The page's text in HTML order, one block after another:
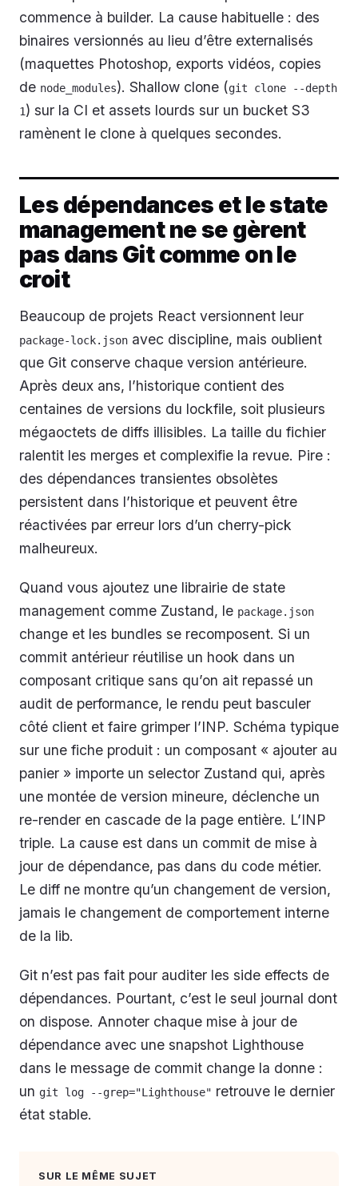
commence à builder. La cause habituelle : des
binaires versionnés au lieu d’être externalisés
(maquettes Photoshop, exports vidéos, copies
de node_modules). Shallow clone (git clone --depth
1) sur la CI et assets lourds sur un bucket S3
ramènent le clone à quelques secondes.
Les dépendances et le state
management ne se gèrent
pas dans Git comme on le
croit
Beaucoup de projets React versionnent leur
package-lock.json avec discipline, mais oublient
que Git conserve chaque version antérieure.
Après deux ans, l’historique contient des
centaines de versions du lockfile, soit plusieurs
mégaoctets de diffs illisibles. La taille du fichier
ralentit les merges et complexifie la revue. Pire :
des dépendances transientes obsolètes
persistent dans l’historique et peuvent être
réactivées par erreur lors d’un cherry-pick
malheureux.
Quand vous ajoutez une librairie de state
management comme Zustand, le package.json
change et les bundles se recomposent. Si un
commit antérieur réutilise un hook dans un
composant critique sans qu’on ait repassé un
audit de performance, le rendu peut basculer
côté client et faire grimper l’INP. Schéma typique
sur une fiche produit : un composant « ajouter au
panier » importe un selector Zustand qui, après
une montée de version mineure, déclenche un
re-render en cascade de la page entière. L’INP
triple. La cause est dans un commit de mise à
jour de dépendance, pas dans du code métier.
Le diff ne montre qu’un changement de version,
jamais le changement de comportement interne
de la lib.
Git n’est pas fait pour auditer les side effects de
dépendances. Pourtant, c’est le seul journal dont
on dispose. Annoter chaque mise à jour de
dépendance avec une snapshot Lighthouse
dans le message de commit change la donne :
un git log --grep="Lighthouse" retrouve le dernier
état stable.
SUR LE MÊME SUJET